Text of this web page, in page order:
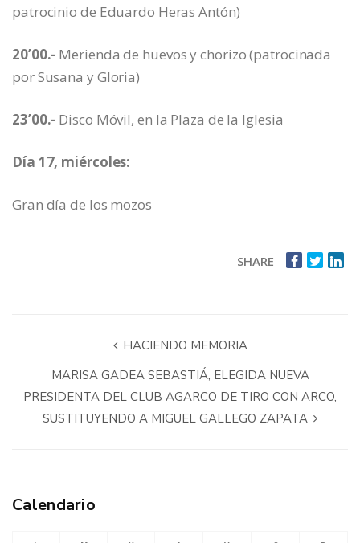
patrocinio de Eduardo Heras Antón)
20’00.- Merienda de huevos y chorizo (patrocinada
por Susana y Gloria)
23’00.- Disco Móvil, en la Plaza de la Iglesia
Día 17, miércoles:
Gran día de los mozos
SHARE
HACIENDO MEMORIA
MARISA GADEA SEBASTIÁ, ELEGIDA NUEVA
PRESIDENTA DEL CLUB AGARCO DE TIRO CON ARCO,
SUSTITUYENDO A MIGUEL GALLEGO ZAPATA
Calendario